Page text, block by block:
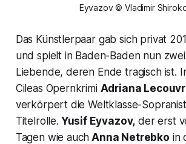
Eyvazov © Vladimir
Das Künstlerpaar gab sich privat
und spielt in Baden-Baden nun
Liebende, deren Ende tragisch ist.
Cileas Opernkrimi Adriana
verkörpert die Weltklasse-
Titelrolle. Yusif Eyvazov, der erst
Tagen wie auch Anna Netrebko in